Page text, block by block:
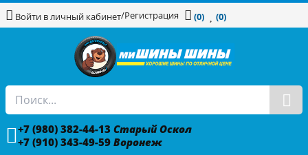
Войти в личный кабинет/Регистрация (0) (0)
+7 (980) 382-44-13 Старый Оскол
+7 (910) 343-49-59 Воронеж